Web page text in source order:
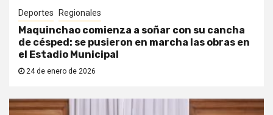
Deportes Regionales
Maquinchao comienza a soñar con su cancha
de césped: se pusieron en marcha las obras en
el Estadio Municipal
24 de enero de 2026